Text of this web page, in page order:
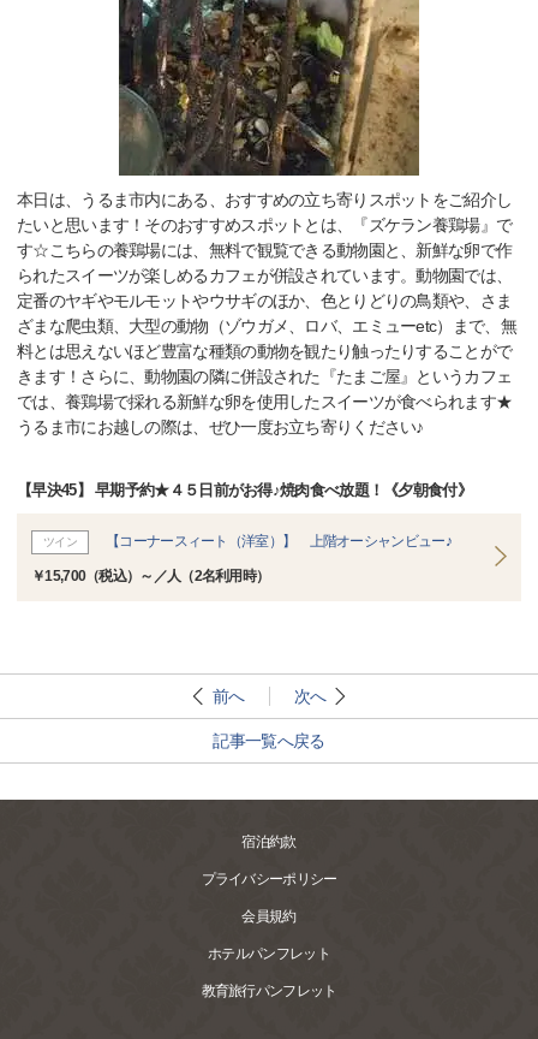
本日は、うるま市内にある、おすすめの立ち寄りスポットをご紹介し
たいと思います！そのおすすめスポットとは、『ズケラン養鶏場』で
す☆こちらの養鶏場には、無料で観覧できる動物園と、新鮮な卵で作
られたスイーツが楽しめるカフェが併設されています。動物園では、
定番のヤギやモルモットやウサギのほか、色とりどりの鳥類や、さま
ざまな爬虫類、大型の動物（ゾウガメ、ロバ、エミューetc）まで、無
料とは思えないほど豊富な種類の動物を観たり触ったりすることがで
きます！さらに、動物園の隣に併設された『たまご屋』というカフェ
では、養鶏場で採れる新鮮な卵を使用したスイーツが食べられます★
うるま市にお越しの際は、ぜひ一度お立ち寄りください♪
【早決45】 早期予約★４５日前がお得♪焼肉食べ放題！《夕朝食付》
ツイン 【コーナースィート（洋室）】 上階オーシャンビュー♪
￥15,700（税込）～／人（2名利用時）
前へ 次へ
記事一覧へ戻る
宿泊約款
プライバシーポリシー
会員規約
ホテルパンフレット
教育旅行パンフレット